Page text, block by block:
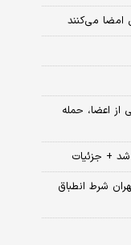
از اعضا، حمله
+ جزئیات
شرط انطباق